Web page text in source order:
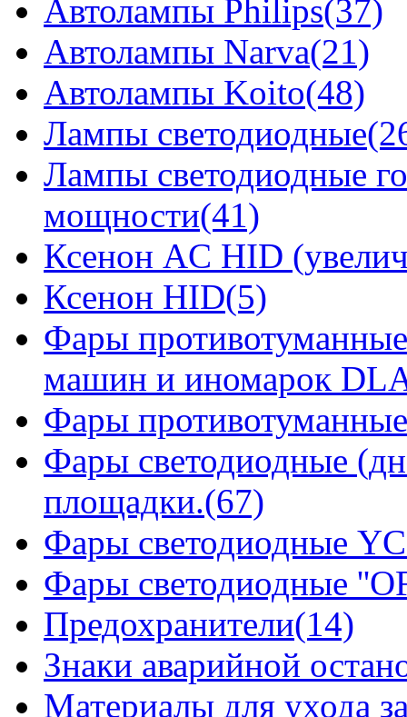
Автолампы Philips(37)
Автолампы Narva(21)
Автолампы Koito(48)
Лампы
Лампы светодиодные
мощности(41)
Ксенон AC HID
Ксенон HID(5)
Фары
машин и иномарок
Фары
Фары светодиодные
площадки.(67)
Фары светодиодные
Фары светодиодные
Предохранители(14)
Знаки аварийной
Материалы для ухода